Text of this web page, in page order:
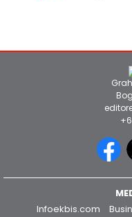
Infoekbis.com